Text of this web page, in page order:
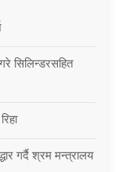
सिलिन्डरसहित
गर्दै श्रम मन्त्रालय